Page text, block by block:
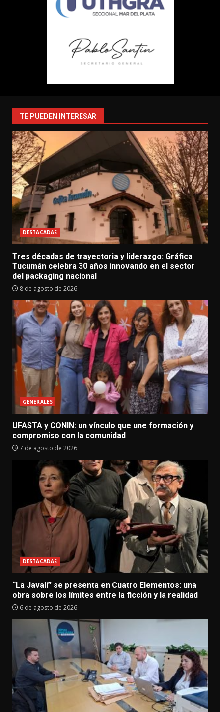
TE PUEDEN INTERESAR
DESTACADAS
Tres décadas de trayectoria y liderazgo: Gráfica
Tucumán celebra 30 años innovando en el sector
del packaging nacional
8 de agosto de 2026
GENERALES
UFASTA y CONIN: un vínculo que une formación y
compromiso con la comunidad
7 de agosto de 2026
DESTACADAS
“La Javalí” se presenta en Cuatro Elementos: una
obra sobre los límites entre la ficción y la realidad
6 de agosto de 2026